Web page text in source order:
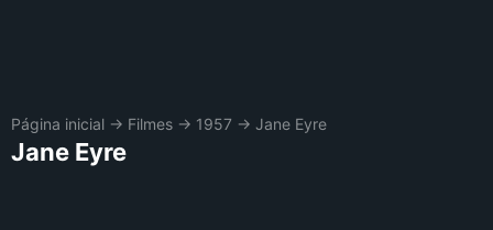
Página inicial → Filmes → 1957 → Jane Eyre
Jane Eyre